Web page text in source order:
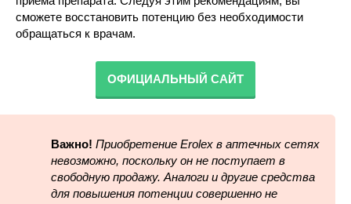
сможете восстановить потенцию без необходимости
обращаться к врачам.
ОФИЦИАЛЬНЫЙ САЙТ
Важно! Приобретение Erolex в аптечных сетях
невозможно, поскольку он не поступает в
свободную продажу. Аналоги и другие средства
для повышения потенции совершенно не